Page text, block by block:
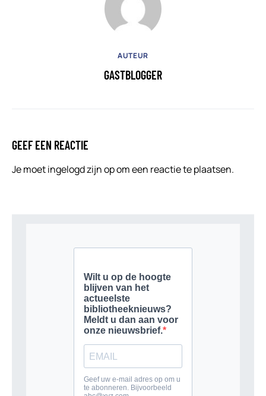
AUTEUR
GASTBLOGGER
GEEF EEN REACTIE
Je moetingelogd zijn opom een reactie te plaatsen.